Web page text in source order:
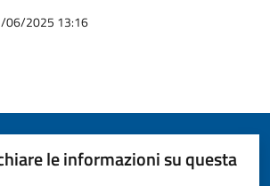
06/2025 13:16
le informazioni su questa